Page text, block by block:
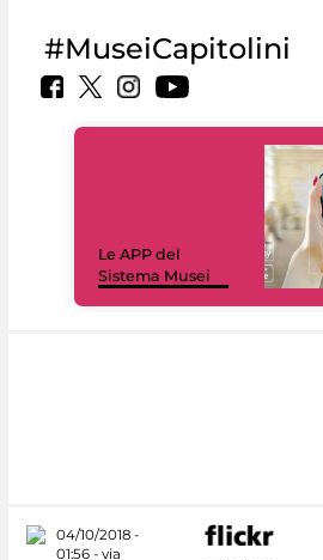
#MuseiCapitolini
Le APP del
Sistema Musei